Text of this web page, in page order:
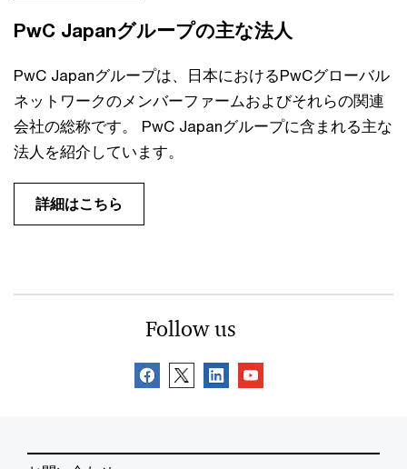
PwC Japanグループの主な法人
PwC Japanグループは、日本におけるPwCグローバル
ネットワークのメンバーファームおよびそれらの関連
会社の総称です。 PwC Japanグループに含まれる主な
法人を紹介しています。
詳細はこちら
Follow us